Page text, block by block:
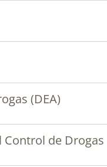
(DEA)
Control de Drogas